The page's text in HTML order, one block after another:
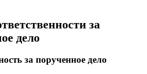
за
дело
за порученное дело